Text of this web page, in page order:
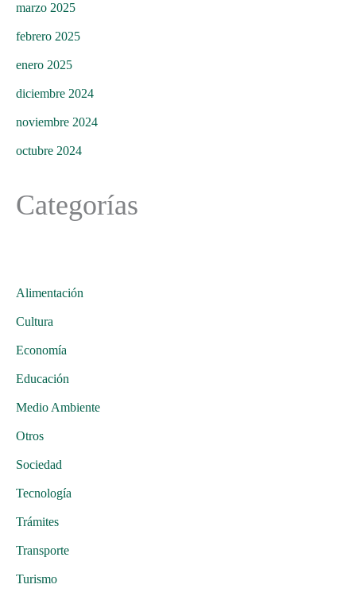
marzo 2025
febrero 2025
enero 2025
diciembre 2024
noviembre 2024
octubre 2024
Categorías
Alimentación
Cultura
Economía
Educación
Medio Ambiente
Otros
Sociedad
Tecnología
Trámites
Transporte
Turismo